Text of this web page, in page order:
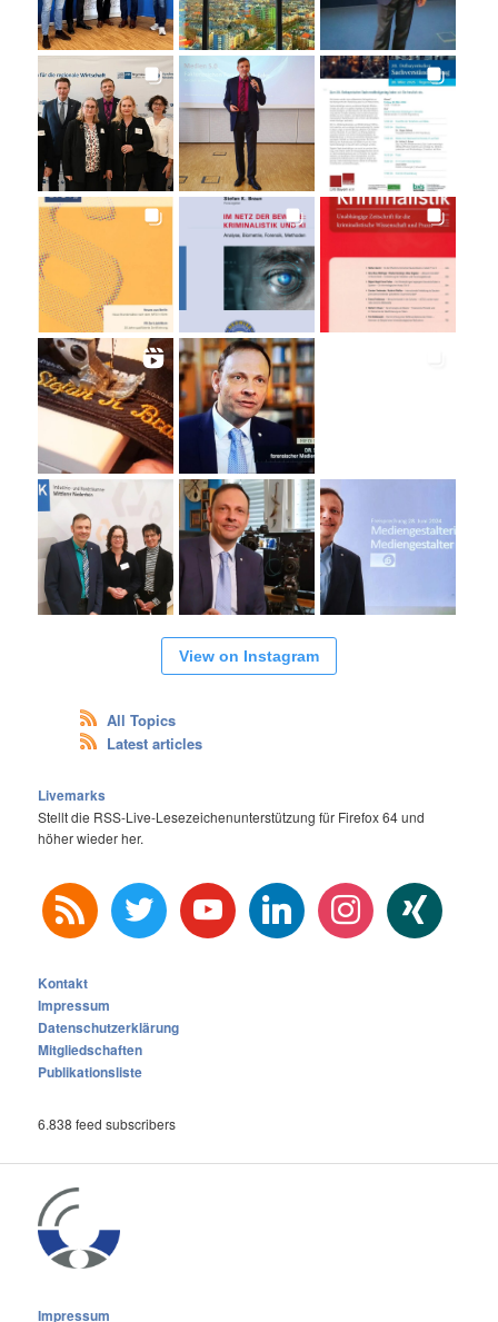
View on Instagram
All Topics
Latest articles
Livemarks
Stellt die RSS-Live-Lesezeichenunterstützung für Firefox 64 und
höher wieder her.
rss twitter youtube linkedin instagram xing
Kontakt
Impressum
Datenschutzerklärung
Mitgliedschaften
Publikationsliste
6.838 feed subscribers
Impressum